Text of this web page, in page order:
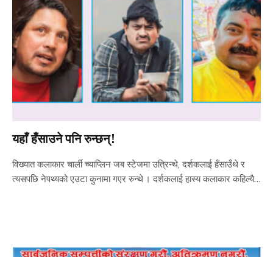
यहाँ हँसाउने पनि रुन्छन् !
विख्यात कलाकार चार्ली च्याप्लिन जब स्टेजमा उत्रिन्थे, दर्शकलाई हँसाउँथे र
त्यसपछि नेपथ्यको एउटा कुनामा गएर रुन्थे । दर्शकलाई हास्य कलाकार कहिल्यै…